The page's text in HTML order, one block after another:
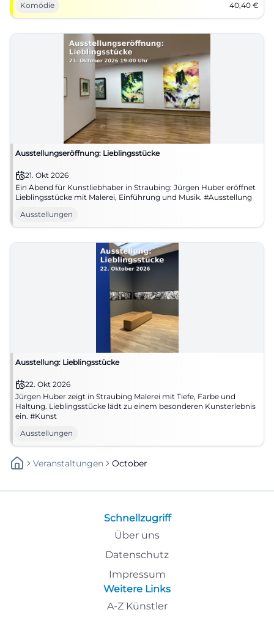
Komödie
40,40 €
Ausstellungseröffnung: Lieblingsstücke
21. Okt 2026
Ein Abend für Kunstliebhaber in Straubing: Jürgen Huber eröffnet
Lieblingsstücke mit Malerei, Einführung und Musik. #Ausstellung
Ausstellungen
Ausstellung: Lieblingsstücke
22. Okt 2026
Jürgen Huber zeigt in Straubing Malerei mit Tiefe, Farbe und
Haltung. Lieblingsstücke lädt zu einem besonderen Kunsterlebnis
ein. #Kunst
Ausstellungen
Veranstaltungen October
Schnellzugriff
Über uns
Datenschutz
Impressum
Weitere Links
A-Z Künstler